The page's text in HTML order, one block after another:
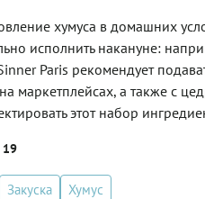
хумуса в домашних
исполнить накануне:
Paris рекомендует
маркетплейсах, а также с
этот набор
19
Закуска Хумус